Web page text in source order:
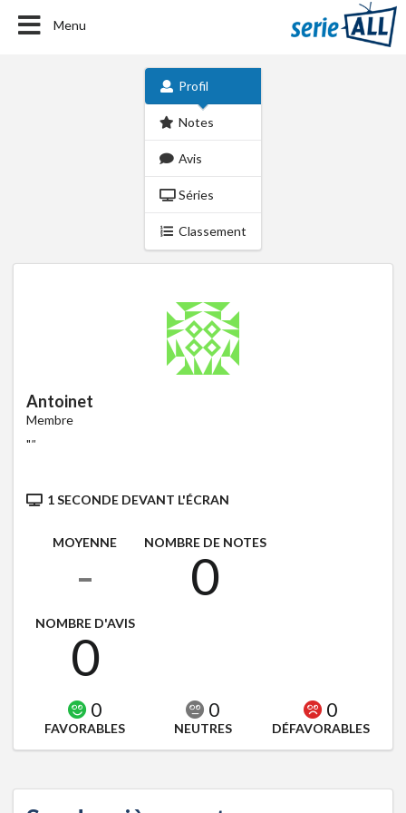
Menu
Profil
Notes
Avis
Séries
Classement
Antoinet
Membre
""
1 SECONDE DEVANT L'ÉCRAN
MOYENNE
-
NOMBRE DE NOTES
0
NOMBRE D'AVIS
0
0
FAVORABLES
0
NEUTRES
0
DÉFAVORABLES